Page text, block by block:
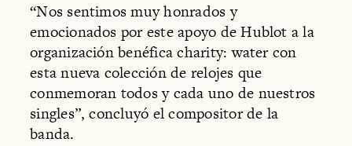
“Nos sentimos muy honrados y
emocionados por este apoyo de Hublot a la
organización benéfica charity: water con
esta nueva colección de relojes que
conmemoran todos y cada uno de nuestros
singles”, concluyó el compositor de la
banda.